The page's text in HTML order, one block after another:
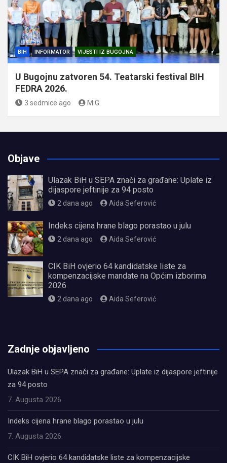
BIH INFORMATOR VIJESTI IZ BUGOJNA
U Bugojnu zatvoren 54. Teatarski festival BIH
FEDRA 2026.
3 sedmice ago M.G.
Objave
Ulazak BiH u SEPA znači za građane: Uplate iz
dijaspore jeftinije za 94 posto
2 dana ago Aida Seferović
Indeks cijena hrane blago porastao u julu
2 dana ago Aida Seferović
CIK BiH ovjerio 64 kandidatske liste za
kompenzacijske mandate na Općim izborima
2026.
2 dana ago Aida Seferović
Zadnje objavljeno
Ulazak BiH u SEPA znači za građane: Uplate iz dijaspore jeftinije
za 94 posto
7. Augusta 2026.
Indeks cijena hrane blago porastao u julu
7. Augusta 2026.
CIK BiH ovjerio 64 kandidatske liste za kompenzacijske